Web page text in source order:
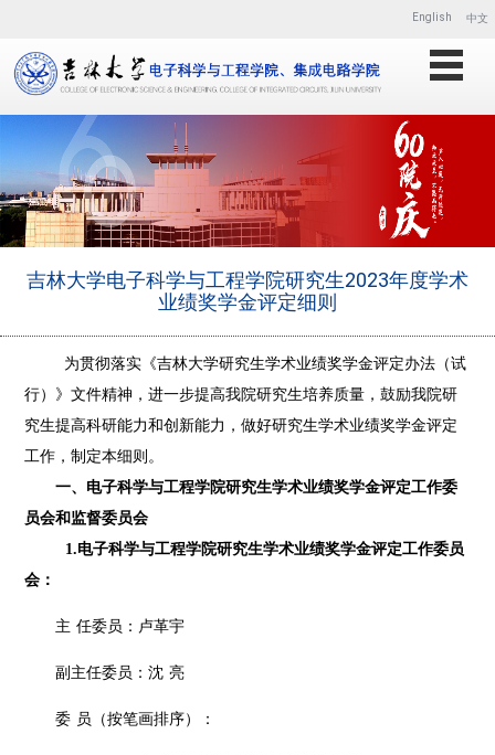
English 中文
吉林大学电子科学与工程学院研究生2023年度学术
业绩奖学金评定细则
为贯彻落实《吉林大学研究生学术业绩奖学金评定办法（试
行）》文件精神，进一步提高我院研究生培养质量，鼓励我院研
究生提高科研能力和创新能力，做好研究生学术业绩奖学金评定
工作，制定本细则。
一、电子科学与工程学院研究生学术业绩奖学金评定工作委
员会和监督委员会
1.电子科学与工程学院研究生学术业绩奖学金评定工作委员
会：
主 任委员：卢革宇
副主任委员：沈 亮
委 员 （按笔画排序） ：